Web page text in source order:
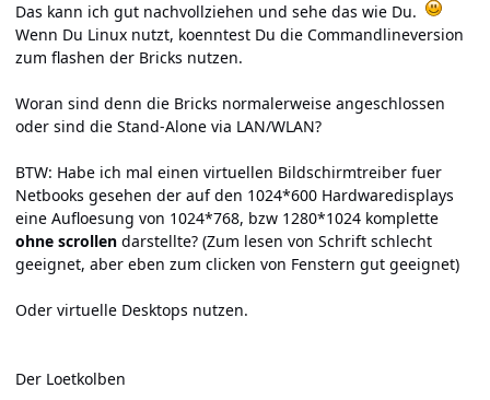
Das kann ich gut nachvollziehen und sehe das wie Du.
Wenn Du Linux nutzt, koenntest Du die Commandlineversion
zum flashen der Bricks nutzen.
Woran sind denn die Bricks normalerweise angeschlossen
oder sind die Stand-Alone via LAN/WLAN?
BTW: Habe ich mal einen virtuellen Bildschirmtreiber fuer
Netbooks gesehen der auf den 1024*600 Hardwaredisplays
eine Aufloesung von 1024*768, bzw 1280*1024 komplette
ohne scrollen darstellte? (Zum lesen von Schrift schlecht
geeignet, aber eben zum clicken von Fenstern gut geeignet)
Oder virtuelle Desktops nutzen.
Der Loetkolben